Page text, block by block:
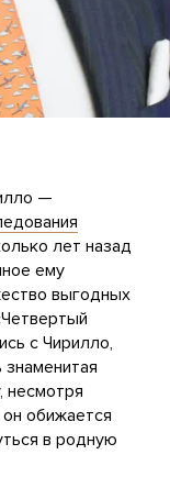
—
лет назад
ему
выгодных
с Чирилло,
несмотря
обижается
в родную